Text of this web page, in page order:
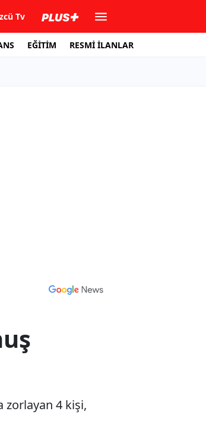
Tv
EĞİTİM RESMİ İLANLAR
zorlayan 4 kişi,